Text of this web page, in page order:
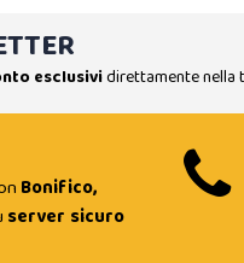
esclusividirettamente nella
Bonifico,
server sicuro